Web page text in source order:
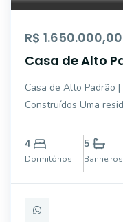
R$ 1.650.000,00
Casa de Alto
Casa de Alto Padrão
Construídos Uma residência nova, com projeto
do Terras Alphaville.
acabamentos de
4
Dormitórios
5
Banheiros